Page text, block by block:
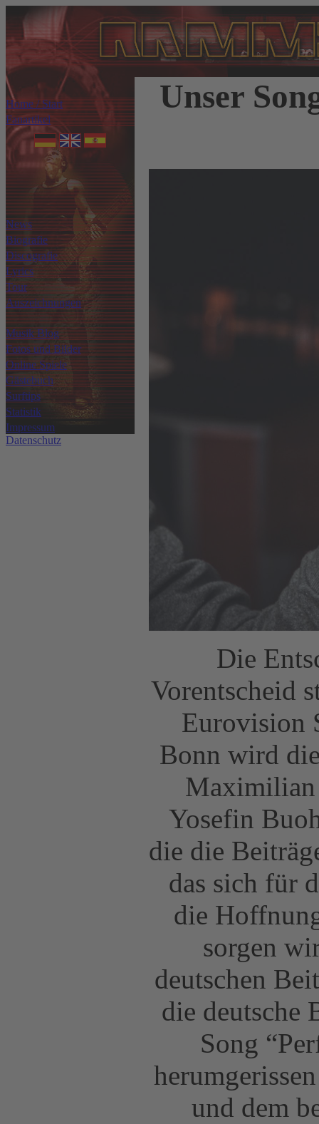
Home / Start
Fanartikel
News
Biografie
Discografie
Lyrics
Tour
Auszeichnungen
Musik Blog
Fotos und Bilder
Online Spiele
Gästebuch
Surftips
Statistik
Impressum
Datenschutz
Unser
Die
Vorentscheid
Eurovision
Bonn wird
Maximilian
Yosefin
die die
das sich für
die
sorgen
deutschen
die deutsche
Song
und dem